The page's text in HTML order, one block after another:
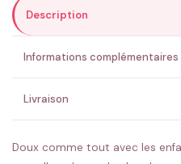
ENVOYER
💚 Retour sous 24-48h🇫🇷 Flocage en
Description
Informations complémentaires
Livraison
Doux comme tout avec les